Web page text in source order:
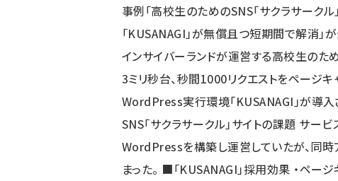
事例「高校生のためのSNS「サクラサーク
「KUSANAGI」が無償且つ短期間で解消」
インサイバーランドが運営する高校生のた
3ミリ秒台、秒間1000リクエストをページ
WordPress実行環境「KUSANAGI」が導
SNS「サクラサークル」サイトの課題 サー
WordPressを構築し運営していたが、同時
まった。 ■「KUSANAGI」採用効果 ・ペー